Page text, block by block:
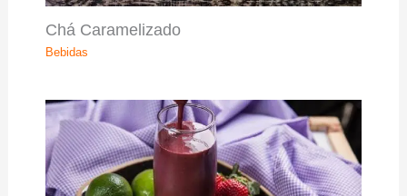
Chá Caramelizado
Bebidas